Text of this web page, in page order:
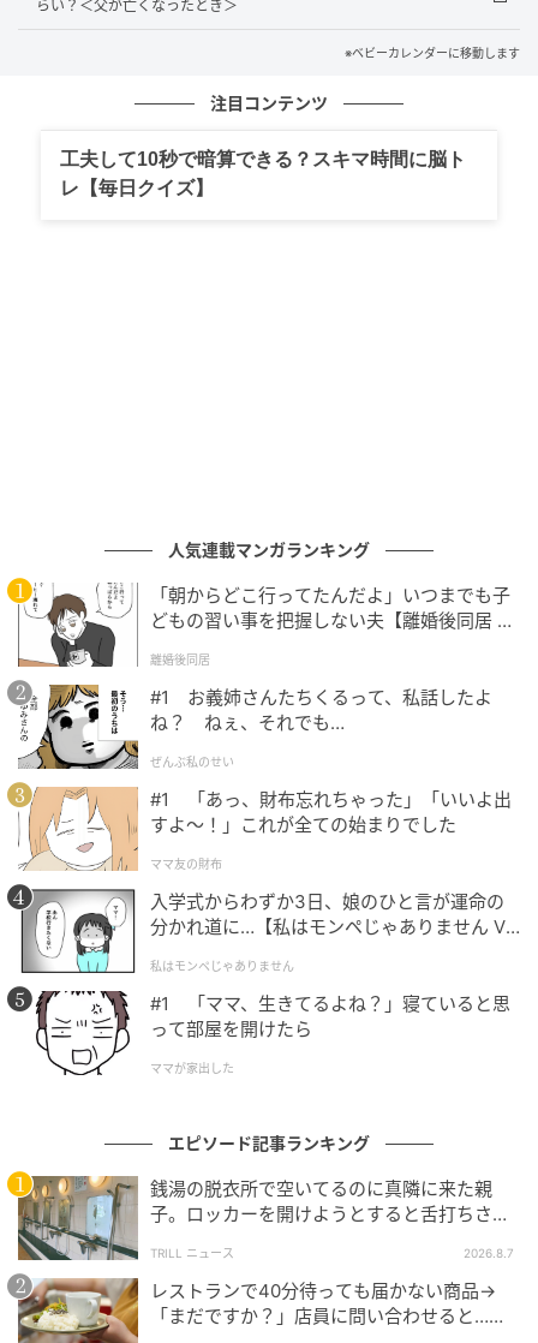
よ。葬儀社の方でお線香の火をつなぎ、故人のお体を
ありがたいお話でした。でも、叔父を一人にしたくは
ないと思いました。そこで、夜勤明けに駆け付けてか
ら休みも取れない状態の兄と、そもそも叔父とはあま
たしますね。ゆっくりお過ごしください」と、緊急の
連絡先だけを残して、葬儀社の方々が帰っていきまし
た。いよいよ一人きりになった私は、叔父の遺影を見
上げながら通夜の弁当を食べ、シャワー室を使って着
替えたあと、部屋の隅に布団を敷きました。
広い部屋にぽつんと一人。大丈夫とは言ったものの、
「長い夜になりそうだなあ、どう過ごそう」と思案し
ていると、携帯が鳴りました。
寂しくなかったそのわけは
着信音の大きさにびっくりし慌てて応答すると、「お
母さん、A施設に入っていたあのおじいちゃんの通夜な
んだよね？ 行けなくてごめん、オンラインお参りして
いい？」成人し、他県に散らばって住んでいる3人の子
どもたちからのグループ通話でした。早速ビデオ通話
ろうそくに灯りをともし、子どもの人数分、線香に火
をつけました。画面越しにわが子たちが次々に合掌す
る様子が見えました。
お参りが終わっても、グループ通話が続きました。そ
れぞれ亡くなった叔父についての思い出を語ってくれ
たり、近況を報告してくれたり、子どもたちと、思い
らい？＜父が亡くなったとき＞
※ベビーカレンダーに移動します
注目コンテンツ
工夫して10秒で暗算できる？スキマ時間に脳ト
レ【毎日クイズ】
人気連載マンガランキング
「朝からどこ行ってたんだよ」いつまでも子
どもの習い事を把握しない夫【離婚後同居 Vo
離婚後同居
#1 お義姉さんたちくるって、私話したよ
ね？ ねぇ、それでも…
ぜんぶ私のせい
#1 「あっ、財布忘れちゃった」「いいよ出
すよ〜！」これが全ての始まりでした
ママ友の財布
入学式からわずか3日、娘のひと言が運命の
分かれ道に…【私はモンペじゃありません Vo
私はモンペじゃありません
#1 「ママ、生きてるよね？」寝ていると思
って部屋を開けたら
ママが家出した
エピソード記事ランキング
銭湯の脱衣所で空いてるのに真隣に来た親
子。ロッカーを開けようとすると舌打ちさ
中で拍手」
TRILL ニュース 2026.8.7
レストランで40分待っても届かない商品→
「まだですか？」店員に問い合わせると…そ